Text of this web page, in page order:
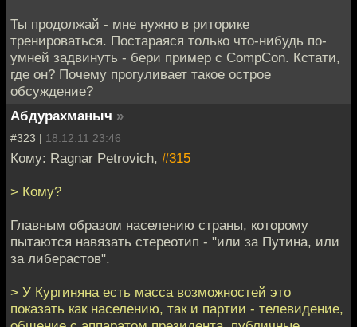
Ты продолжай - мне нужно в риторике
тренироваться. Постараяся только что-нибудь по-
умней задвинуть - бери пример с CompCon. Кстати,
где он? Почему прогуливает такое острое
обсуждение?
Абдурахманыч »
#323 | 18.12.11 23:46
Кому: Ragnar Petrovich, #315
> Кому?
Главным образом населению страны, которому
пытаются навязать стереотип - "или за Путина, или
за либерастов".
> У Кургиняна есть масса возможностей это
показать как населению, так и партии - телевидение,